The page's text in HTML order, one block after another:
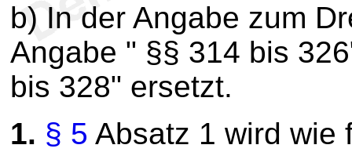
b) In der Angabe zum
Angabe " §§ 314 bis
bis 328" ersetzt.
1. § 5 Absatz 1 wird wie